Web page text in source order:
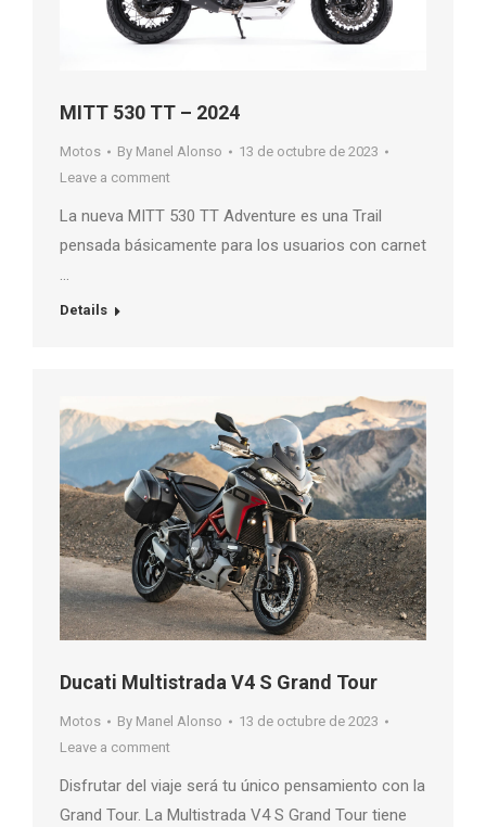
MITT 530 TT – 2024
Motos By Manel Alonso
13 de octubre de 2023
Leave a comment
La nueva MITT 530 TT Adventure es una Trail
pensada básicamente para los usuarios con carnet
…
Details
Ducati Multistrada V4 S Grand Tour
Motos By Manel Alonso
13 de octubre de 2023
Leave a comment
Disfrutar del viaje será tu único pensamiento con la
Grand Tour. La Multistrada V4 S Grand Tour tiene